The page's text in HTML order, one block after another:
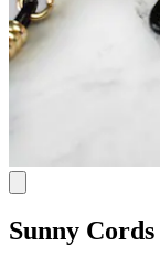
Sunny Cords